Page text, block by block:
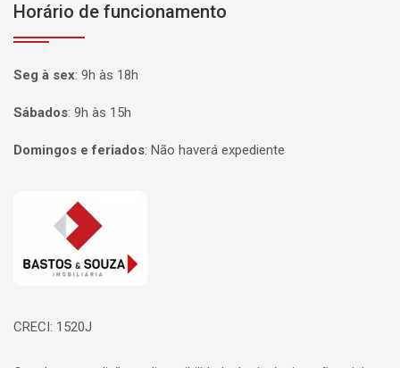
Horário de funcionamento
Seg à sex: 9h às 18h
Sábados: 9h às 15h
Domingos e feriados: Não haverá expediente
Página inicial
CRECI: 1520J